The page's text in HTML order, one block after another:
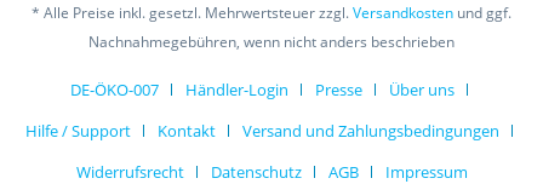
* Alle Preise inkl. gesetzl. Mehrwertsteuer zzgl.Versandkosten und ggf.
Nachnahmegebühren, wenn nicht anders beschrieben
DE-ÖKO-007 Händler-Login Presse
Über uns
Hilfe / Support
Kontakt
Versand und Zahlungsbedingungen
Widerrufsrecht
Datenschutz AGB Impressum